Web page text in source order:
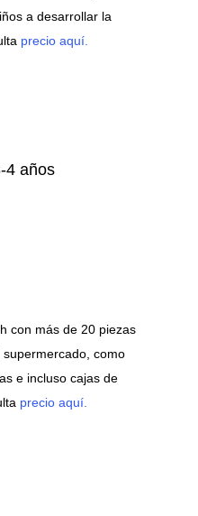
a desarrollar la
precio aquí.
4 años
con más de 20 piezas
como
e incluso cajas de
precio aquí.